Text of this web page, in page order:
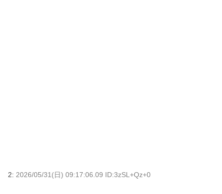
2: 2026/05/31(日) 09:17:06.09 ID:3zSL+Qz+0